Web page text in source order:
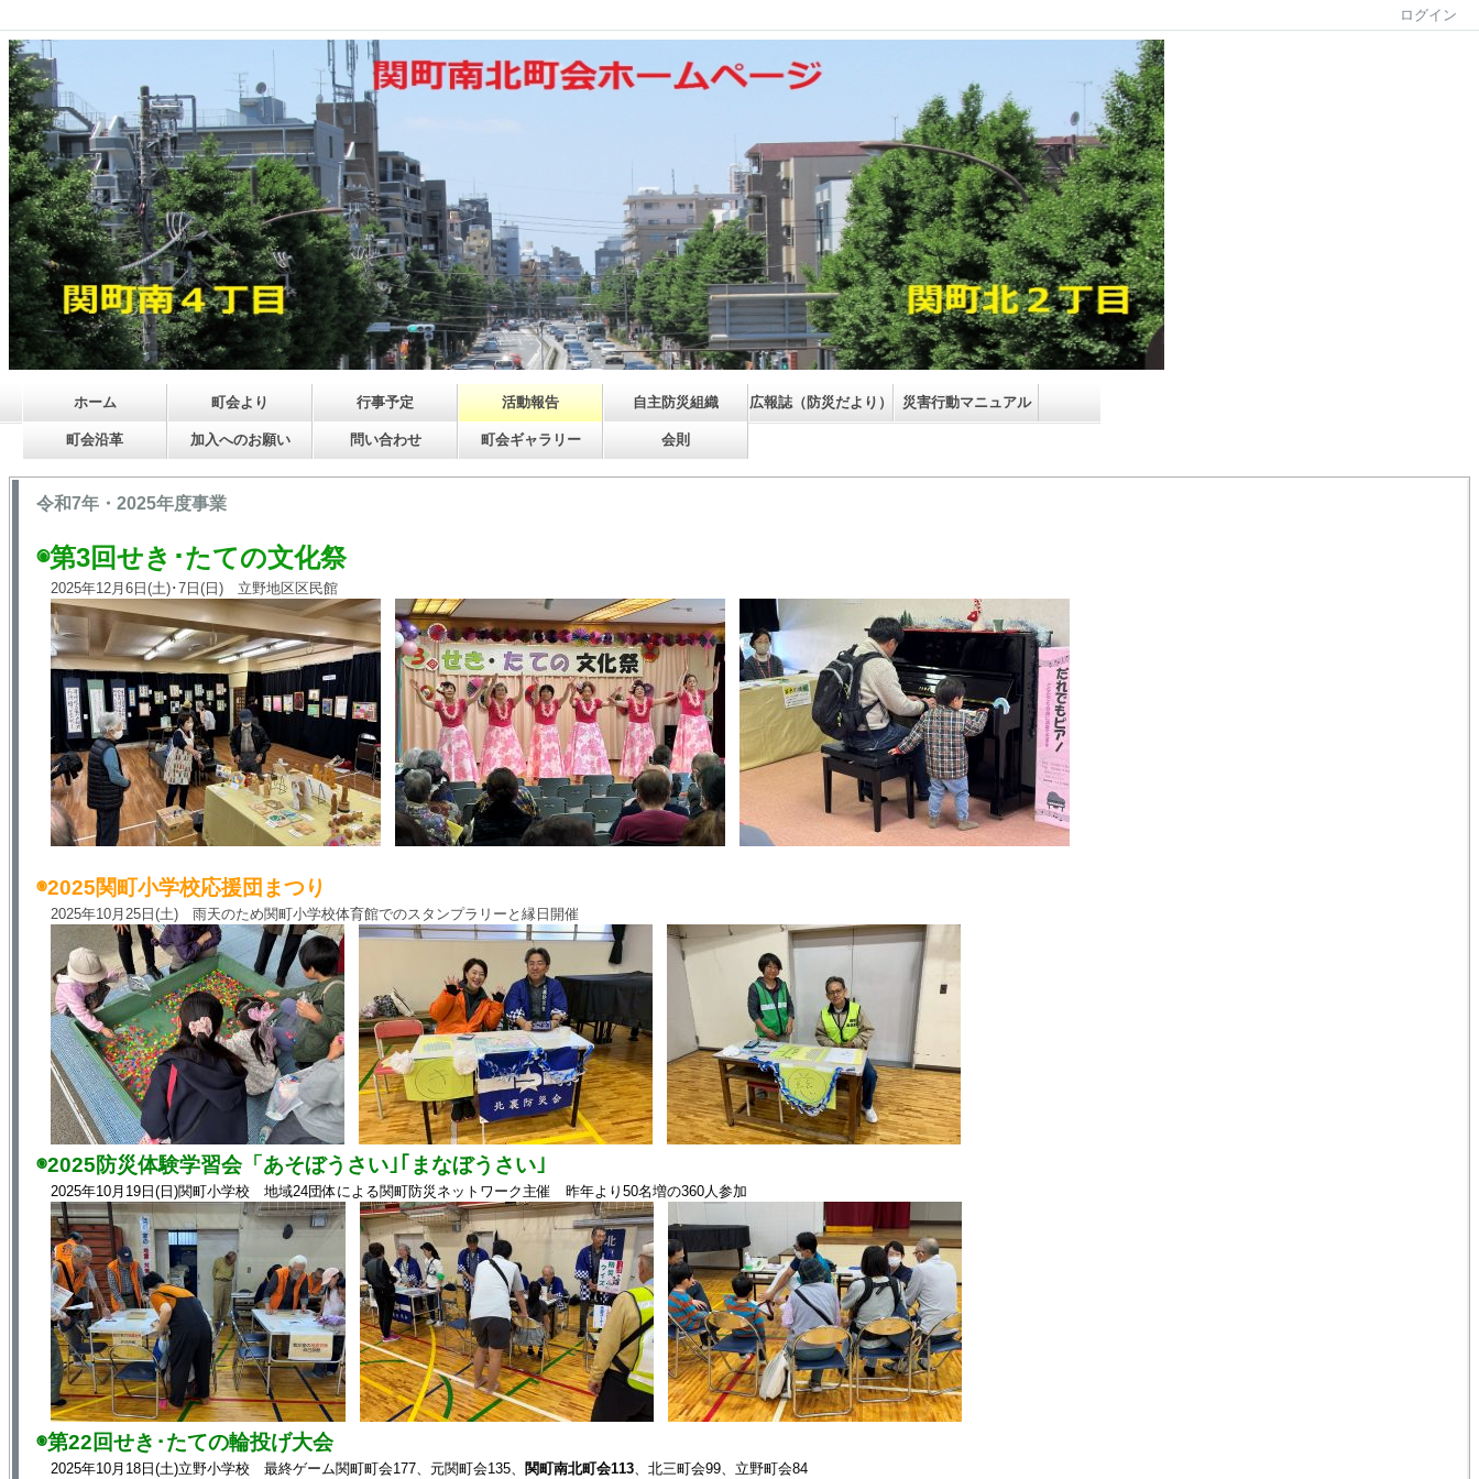
ログイン
ホーム 町会より 行事予定 活動報告 自主防災組織 広報誌（防災だより） 災害行動マニュアル
町会沿革 加入へのお願い 問い合わせ 町会ギャラリー 会則
令和7年・2025年度事業
◉第3回せき･たての文化祭
2025年12月6日(土)･7日(日) 立野地区区民館
◉2025関町小学校応援団まつり
2025年10月25日(土) 雨天のため関町小学校体育館でのスタンプラリーと縁日開催
◉2025防災体験学習会「あそぼうさい｣｢まなぼうさい｣
2025年10月19日(日)関町小学校 地域24団体による関町防災ネットワーク主催 昨年より50名増の360人参加
◉第22回せき･たての輪投げ大会
2025年10月18日(土)立野小学校 最終ゲーム関町町会177、元関町会135、 関町南北町会113、北三町会99、立野町会84